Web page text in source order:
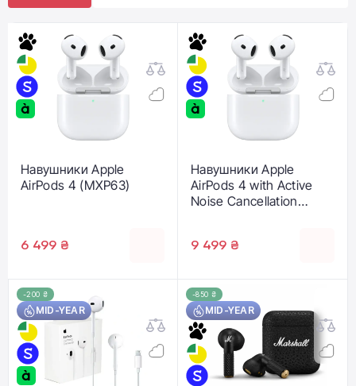
Навушники Apple
AirPods 4 (MXP63)
6 499 ₴
Навушники Apple
AirPods 4 with Active
Noise Cancellation
9 499 ₴
-200 ₴
MID-YEAR
-850 ₴
MID-YEAR